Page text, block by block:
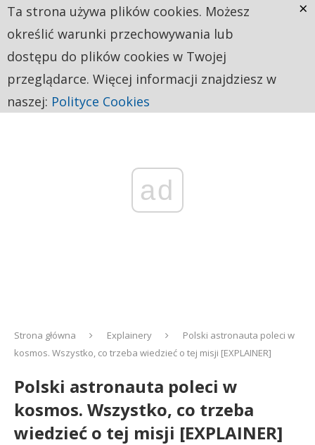
ad
Strona główna Explainery
Polski astronauta poleci w
kosmos. Wszystko, co trzeba wiedzieć o tej misji [EXPLAINER]
Polski astronauta poleci w
kosmos. Wszystko, co trzeba
wiedzieć o tej misji [EXPLAINER]
Ta strona używa plików cookies. Możesz
określić warunki przechowywania lub
dostępu do plików cookies w Twojej
przeglądarce. Więcej informacji znajdziesz w
naszej: Polityce Cookies
×